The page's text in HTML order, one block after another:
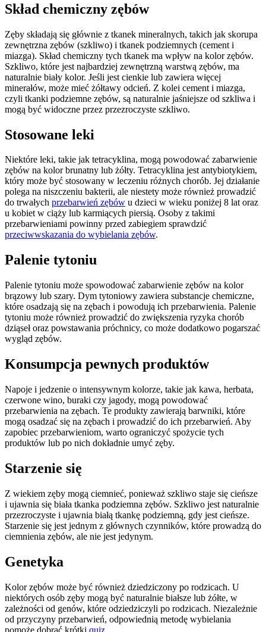
Skład chemiczny zębów
Zęby składają się głównie z tkanek mineralnych, takich jak skorupa
zewnętrzna zębów (szkliwo) i tkanek podziemnych (cement i
miazga). Skład chemiczny tych tkanek ma wpływ na kolor zębów.
Szkliwo, które jest najbardziej zewnętrzną warstwą zębów, ma
naturalnie biały kolor. Jeśli jest cienkie lub zawiera więcej
minerałów, może mieć żółtawy odcień. Z kolei cement i miazga,
czyli tkanki podziemne zębów, są naturalnie jaśniejsze od szkliwa i
mogą być widoczne przez przezroczyste szkliwo.
Stosowane leki
Niektóre leki, takie jak tetracyklina, mogą powodować zabarwienie
zębów na kolor brunatny lub żółty. Tetracyklina jest antybiotykiem,
który może być stosowany w leczeniu różnych chorób. Jej działanie
polega na niszczeniu bakterii, ale niestety może również prowadzić
do trwałych przebarwień zębów u dzieci w wieku poniżej 8 lat oraz
u kobiet w ciąży lub karmiących piersią. Osoby z takimi
przebarwieniami powinny przed zabiegiem sprawdzić
przeciwwskazania do wybielania zębów.
Palenie tytoniu
Palenie tytoniu może spowodować zabarwienie zębów na kolor
brązowy lub szary. Dym tytoniowy zawiera substancje chemiczne,
które osadzają się na zębach i powodują ich przebarwienia. Palenie
tytoniu może również prowadzić do zwiększenia ryzyka chorób
dziąseł oraz powstawania próchnicy, co może dodatkowo pogarszać
wygląd zębów.
Konsumpcja pewnych produktów
Napoje i jedzenie o intensywnym kolorze, takie jak kawa, herbata,
czerwone wino, buraki czy jagody, mogą powodować
przebarwienia na zębach. Te produkty zawierają barwniki, które
mogą osadzać się na zębach i prowadzić do ich przebarwień. Aby
zapobiec przebarwieniom, warto ograniczyć spożycie tych
produktów lub po nich dokładnie umyć zęby.
Starzenie się
Z wiekiem zęby mogą ciemnieć, ponieważ szkliwo staje się cieńsze
i ujawnia się biała tkanka podziemna zębów. Szkliwo jest naturalnie
przezroczyste i ujawnia białą tkankę podziemną, gdy jest cieńsze.
Starzenie się jest jednym z głównych czynników, które prowadzą do
ciemnienia zębów, ale nie jest jedynym.
Genetyka
Kolor zębów może być również dziedziczony po rodzicach. U
niektórych osób zęby mogą być naturalnie białsze lub żółte, w
zależności od genów, które odziedziczyli po rodzicach. Niezależnie
od przyczyny przebarwień, odpowiednią metodę wybielania
pomoże dobrać krótki quiz